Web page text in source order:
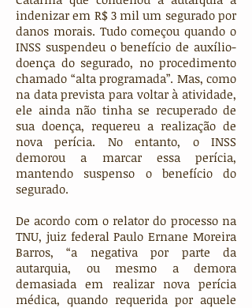
indenizar em R$ 3 mil um segurado por
danos morais. Tudo começou quando o
INSS suspendeu o benefício de auxílio-
doença do segurado, no procedimento
chamado “alta programada”. Mas, como
na data prevista para voltar à atividade,
ele ainda não tinha se recuperado de
sua doença, requereu a realização de
nova perícia. No entanto, o INSS
demorou a marcar essa perícia,
mantendo suspenso o benefício do
segurado.
De acordo com o relator do processo na
TNU, juiz federal Paulo Ernane Moreira
Barros, “a negativa por parte da
autarquia, ou mesmo a demora
demasiada em realizar nova perícia
médica, quando requerida por aquele